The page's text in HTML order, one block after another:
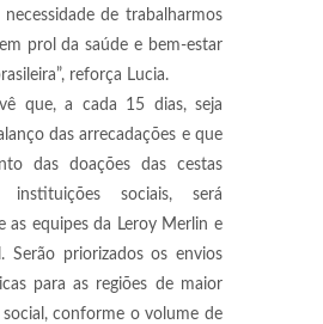
de trabalharmos
prol da saúde e bem-estar
reforça Lucia.
que, a cada 15 dias, seja
das arrecadações e que
das doações das cestas
instituições sociais, será
as equipes da Leroy Merlin e
Serão priorizados os envios
para as regiões de maior
conforme o volume de